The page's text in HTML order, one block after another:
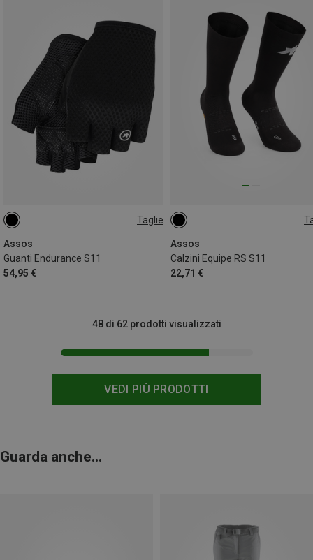
Taglie
Assos
Guanti Endurance S11
54,95 €
M
Assos
Calzini Equipe RS S11
22,71 €
35|36|37|38
VEDI PIÙ PRODOTTI
48 di 62 prodotti visualizzati
Guarda anche...